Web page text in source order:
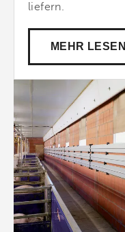
liefern.
MEHR LESEN